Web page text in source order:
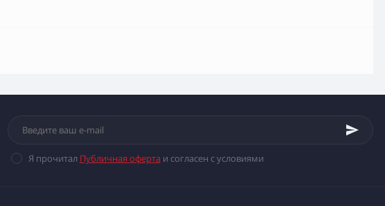
Я прочитал Публичная офертаи согласен с условиями